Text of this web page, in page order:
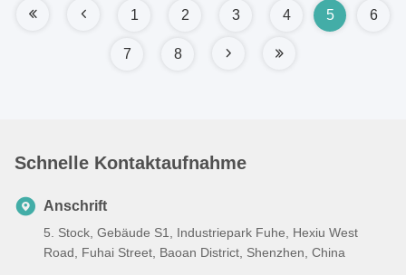
1 2 3 4 5 6
7 8
Schnelle Kontaktaufnahme
Anschrift
5. Stock, Gebäude S1, Industriepark Fuhe, Hexiu West
Road, Fuhai Street, Baoan District, Shenzhen, China